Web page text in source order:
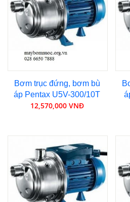
Bơm trục đứng, bơm bù
áp Pentax U5V-300/10T
12,570,000 VNĐ